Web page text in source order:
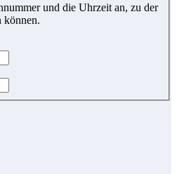
und die Uhrzeit an, zu der
können.